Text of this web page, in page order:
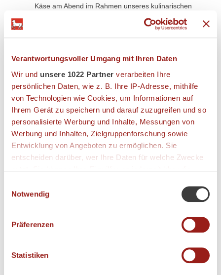
Verantwortungsvoller Umgang mit Ihren Daten
Wir und unsere 1022 Partner verarbeiten Ihre
persönlichen Daten, wie z. B. Ihre IP-Adresse, mithilfe
von Technologien wie Cookies, um Informationen auf
Ihrem Gerät zu speichern und darauf zuzugreifen und so
personalisierte Werbung und Inhalte, Messungen von
Werbung und Inhalten, Zielgruppenforschung sowie
Entwicklung von Angeboten zu ermöglichen. Sie
entscheiden darüber, wer Ihre Daten für welche Zwecke
Trigger Symbol ändern oder widerrufen
Informationen über Ihre geografische Lage
können
Notwendig
Präferenzen
Statistiken
Käse am Abend im Rahmen unseres kulinarischen
Nutzung unserer exklusiven Wellness-Therme mit
Pool- und Saunalandschaft
Mindestaufenthalt:
Haupthaus 4 Nächte
Palais 5 Nächte
Haus Birkenhof / Haus Maximilian 3 Nächte
Anreise:
Christi Himmelfahrt 14.5.2026
Fronleichnam 4.6.2026
Angebot buchen